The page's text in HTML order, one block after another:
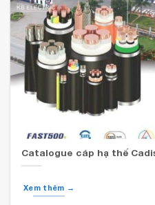
Catalogue cáp hạ thế
Xem thêm →